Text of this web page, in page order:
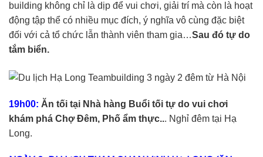
building không chỉ là dịp để vui chơi, giải trí mà còn là hoạt
động tập thể có nhiều mục đích, ý nghĩa vô cùng đặc biệt
đối với cả tổ chức lẫn thành viên tham gia…Sau đó tự do
tắm biển.
19h00: Ăn tối tại Nhà hàng Buổi tối tự do vui chơi
khám phá Chợ Đêm, Phố ẩm thực... Nghỉ đêm tại Hạ
Long.